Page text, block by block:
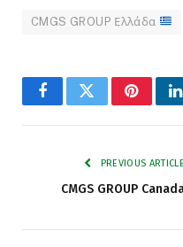
CMGS GROUP Ελλάδα
FacebookTwitter
PREVIOUS ARTICLE
CMGS GROUP